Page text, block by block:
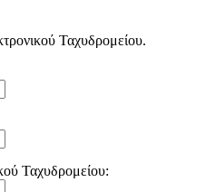
Ταχυδρομείου.
Ταχυδρομείου: